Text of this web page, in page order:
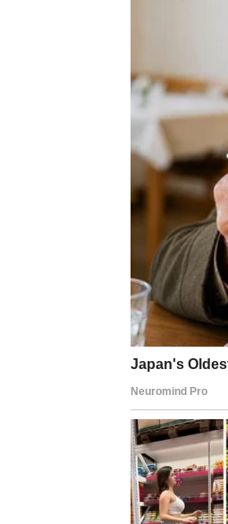
koraka.
četvrtinu
odstoji
veš-mašinu.
Ovaj
Ocat uklanja ne
tkaninu te čini
štetnih
Alkoholni ocat
poslovima.
Takođe je
čistoće vašeg
za kupovinom